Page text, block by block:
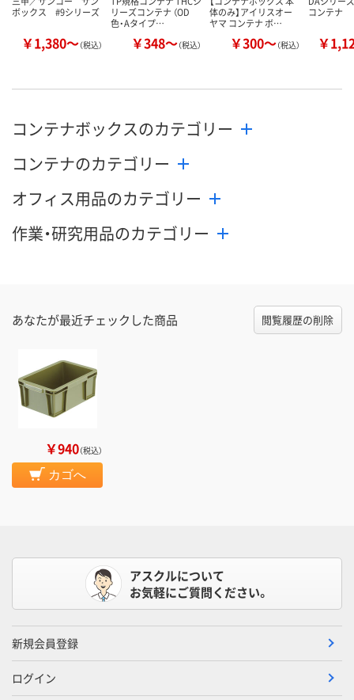
カゴへ カゴへ カ
ボックス #9シリーズ
￥1,380～（税込）
リーズコンテナ （OD
色・Aタイプ…
￥348～（税込）
体のみ】アイリスオー
ヤマ コンテナ ボ…
￥300～（税込）
コンテナ
￥
コンテナボックスのカテゴリー
コンテナのカテゴリー
オフィス用品のカテゴリー
作業・研究用品のカテゴリー
あなたが最近チェックした商品 閲覧履歴の削除
￥940（税込）
カゴへ
アスクルについて
お気軽にご質問ください。
新規会員登録
ログイン